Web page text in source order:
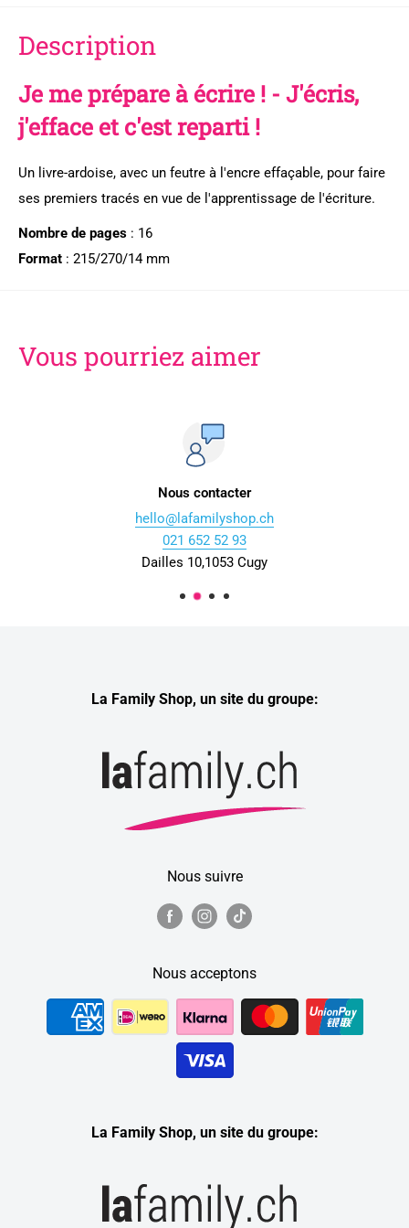
Description
Je me prépare à écrire ! - J'écris,
j'efface et c'est reparti !
Un livre-ardoise, avec un feutre à l'encre effaçable, pour faire
ses premiers tracés en vue de l'apprentissage de l'écriture.
Nombre de pages : 16
Format : 215/270/14 mm
Vous pourriez aimer
Nous contacter
hello@lafamilyshop.ch
021 652 52 93
Dailles 10,1053 Cugy
La Family Shop, un site du groupe:
Nous suivre
Nous acceptons
La Family Shop, un site du groupe: